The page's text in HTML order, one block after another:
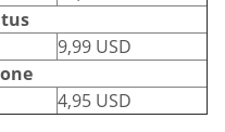
9,99 USD
4,95 USD